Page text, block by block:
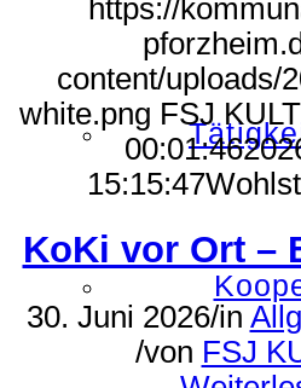
https://
content/uploads/
white.png FSJ
00:01:46
15:15:47
KoKi vor Ort –
30. Juni 2026/in
/von FSJ